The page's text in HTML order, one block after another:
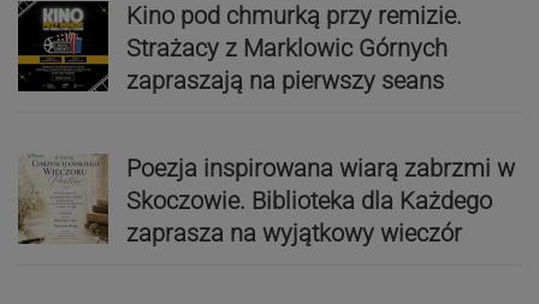
Kino pod chmurką przy remizie.
Strażacy z Marklowic Górnych
zapraszają na pierwszy seans
Poezja inspirowana wiarą zabrzmi w
Skoczowie. Biblioteka dla Każdego
zaprasza na wyjątkowy wieczór